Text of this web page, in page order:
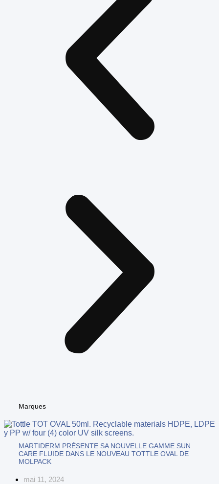
Marques
MARTIDERM PRÉSENTE SA NOUVELLE GAMME SUN
CARE FLUIDE DANS LE NOUVEAU TOTTLE OVAL DE
MOLPACK
mai 11, 2024